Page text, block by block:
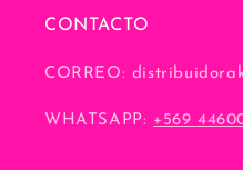
CONTACTO
CORREO:
WHATSAPP: +569